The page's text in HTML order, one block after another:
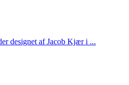
designet af Jacob Kjær i ...